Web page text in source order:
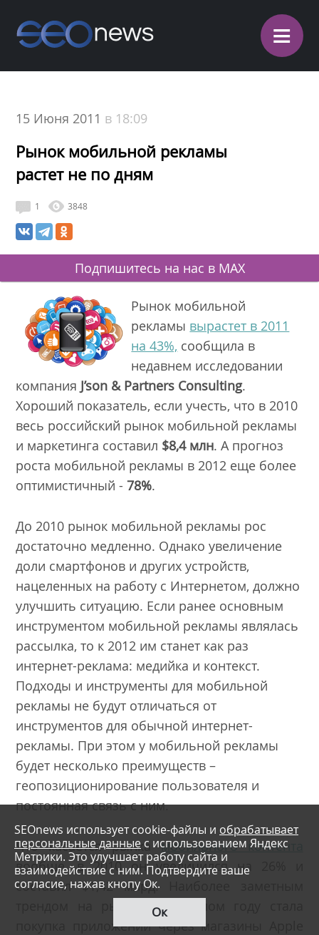
≡
15 Июня 2011 в 18:09
Рынок мобильной рекламы
растет не по дням
1 3848
Подпишитесь на нас в MAX
Рынок мобильной
рекламы вырастет в 2011
на 43%, сообщила в
недавнем исследовании
компания J’son & Partners Consulting.
Хороший показатель, если учесть, что в 2010
весь российский рынок мобильной рекламы
и маркетинга составил $8,4 млн. А прогноз
роста мобильной рекламы в 2012 еще более
оптимистичный -78%.
До 2010 рынок мобильной рекламы рос
достаточно медленно. Однако увеличение
доли смартфонов и других устройств,
нацеленных на работу с Интернетом, должно
улучшить ситуацию. Если ранее основным
инструментом мобильной рекламы являлась
рассылка, то к 2012 им станет как раз
интернет-реклама: медийка и контекст.
Подходы и инструменты для мобильной
рекламы не будут отличаться от
инструментов для обычной интернет-
рекламы. При этом у мобильной рекламы
будет несколько преимуществ –
геопозиционирование пользователя и
постоянная связь с ним.
Что касается рынкамобильного контента
вообще, в 2010 он увеличился на 26% и
составил $1,42 млрд. Наиболее заметным
трендом на рынке в прошлом году стала
покупка приложений через магазины Apple
SEOnews использует cookie-файлы и обрабатывает
персональные данные с использованием Яндекс
Метрики. Это улучшает работу сайта и
взаимодействие с ним. Подтвердите ваше
согласие, нажав кнопу Ок.
Ок